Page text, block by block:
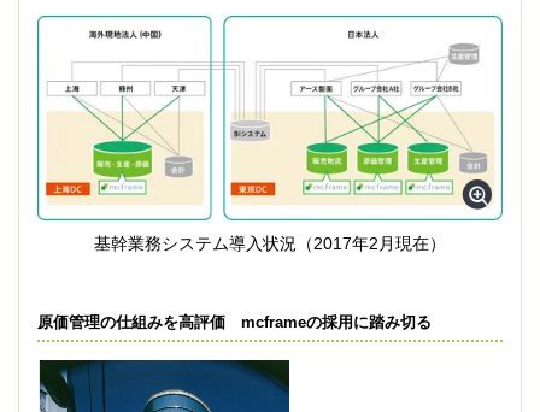
基幹業務システム導入状況（2017年2月現在）
原価管理の仕組みを高評価 mcframeの採用に踏み切る